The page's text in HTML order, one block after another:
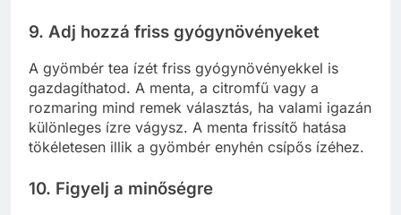
9. Adj hozzá friss gyógynövényeket
A gyömbér tea ízét friss gyógynövényekkel is
gazdagíthatod. A menta, a citromfű vagy a
rozmaring mind remek választás, ha valami igazán
különleges ízre vágysz. A menta frissítő hatása
tökéletesen illik a gyömbér enyhén csípős ízéhez.
10. Figyelj a minőségre